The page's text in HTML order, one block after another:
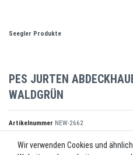
Seegler Produkte
PES JURTEN
WALDGRÜN
Artikelnummer NEW-2662
Wir verwenden Cookies und